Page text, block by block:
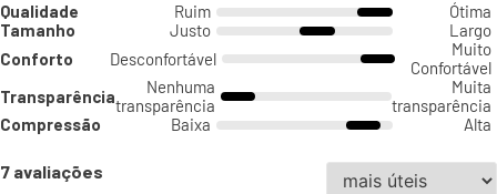
Qualidade Ruim
Ótima
Tamanho
Justo
Largo
Conforto
Desconfortável
Muito
Confortável
Transparência
Nenhuma
transparência
Muita
transparência
Compressão
Baixa Alta
7 avaliações